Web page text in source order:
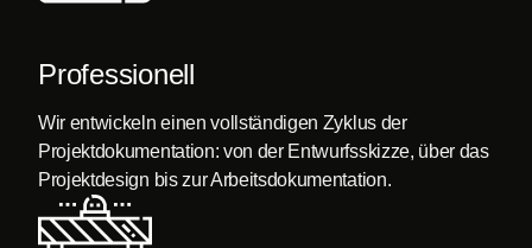
Professionell
Wir entwickeln einen vollständigen Zyklus der
Projektdokumentation: von der Entwurfsskizze, über das
Projektdesign bis zur Arbeits­dokumentation.